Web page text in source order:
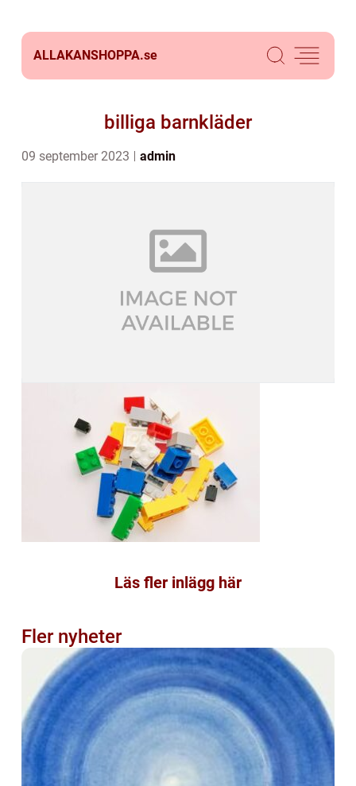
ALLAKANSHOPPA.se
billiga barnkläder
09 september 2023 admin
Läs fler inlägg här
Fler nyheter